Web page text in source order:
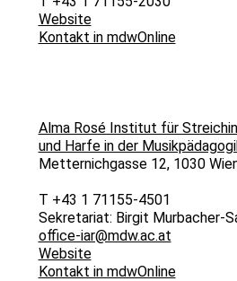
Website
Kontakt in mdwOnline
Alma Rosé Institut für
und Harfe in der
Metternichgasse 12, 1030
T +43 1 71155-4501
Sekretariat: Birgit Murbacher-
office-iar@mdw.ac.at
Website
Kontakt in mdwOnline